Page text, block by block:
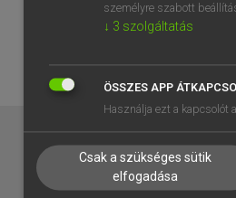
EGYÉNI FELHASZNÁLÓKNAK
TANULÓKNAK
OKTATÁSI INTÉZMÉNYEKNEK
személyre szabott
↓ 3 szolgáltatás
ÖSSZES APP
Használja ezt a kapcsolót
Csak a szükséges sütik
elfogadása